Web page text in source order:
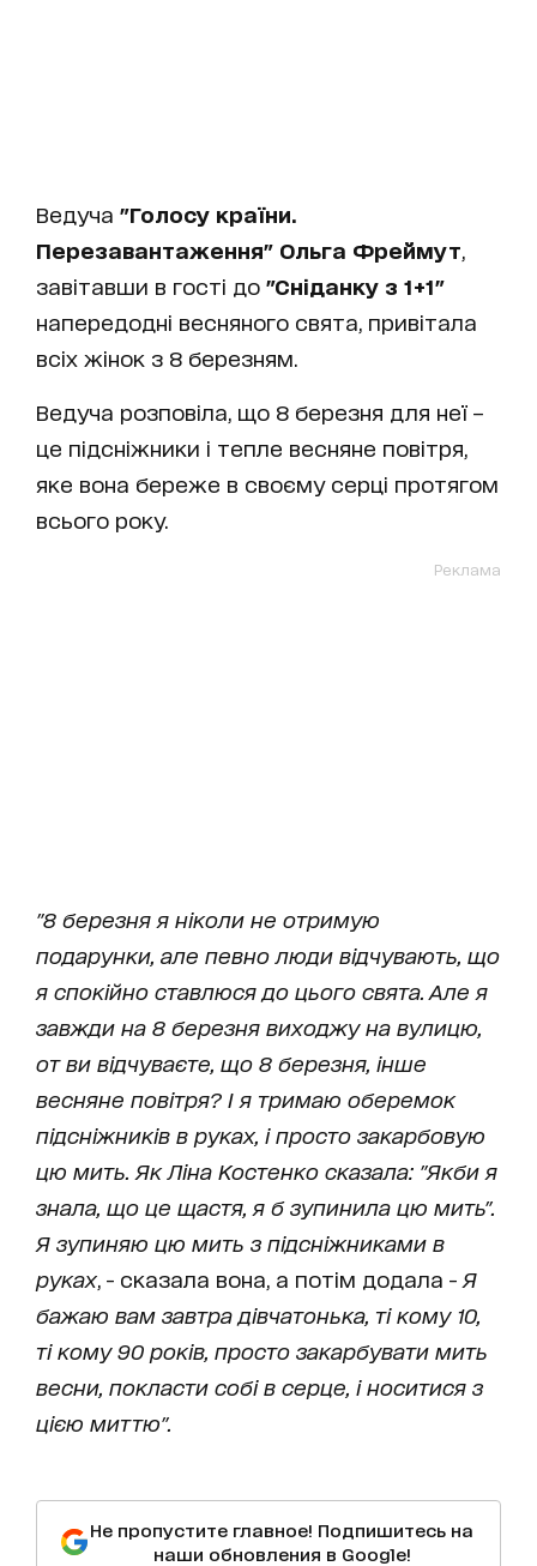
Ведуча "Голосу країни.
Перезавантаження" Ольга Фреймут
завітавши в гості до "Сніданку з 1+1"
напередодні весняного свята, привітала
всіх жінок з 8 березням.
Ведуча розповіла, що 8 березня для неї –
це підсніжники і тепле весняне повітря,
яке вона береже в своєму серці протягом
всього року.
Реклама
"8 березня я ніколи не отримую
подарунки, але певно люди відчувають, що
я спокійно ставлюся до цього свята. Але я
завжди на 8 березня виходжу на вулицю,
от ви відчуваєте, що 8 березня, інше
весняне повітря? І я тримаю оберемок
підсніжників в руках, і просто закарбовую
цю мить. Як Ліна Костенко сказала: "Якби я
знала, що це щастя, я б зупинила цю мить".
Я зупиняю цю мить з підсніжниками в
руках , - сказала вона, а потім додала - Я
бажаю вам завтра дівчатонька, ті кому 10,
ті кому 90 років, просто закарбувати мить
весни, покласти собі в серце, і носитися з
цією миттю".
Не пропустите главное! Подпишитесь на
наши обновления в Google!